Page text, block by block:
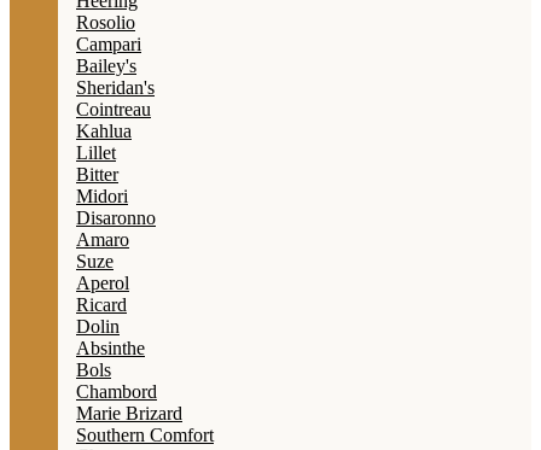
Rosolio
Campari
Bailey's
Sheridan's
Cointreau
Kahlua
Lillet
Bitter
Midori
Disaronno
Amaro
Suze
Aperol
Ricard
Dolin
Absinthe
Bols
Chambord
Marie Brizard
Southern Comfort